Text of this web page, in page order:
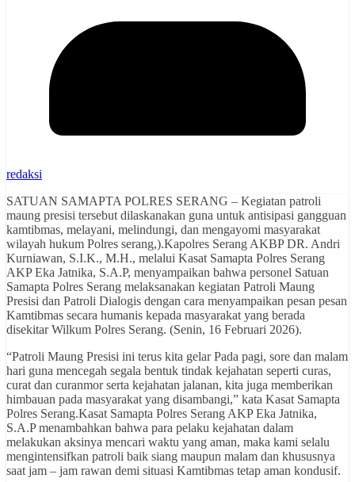
redaksi
SATUAN SAMAPTA POLRES SERANG – Kegiatan patroli
maung presisi tersebut dilaskanakan guna untuk antisipasi gangguan
kamtibmas, melayani, melindungi, dan mengayomi masyarakat
wilayah hukum Polres serang,).Kapolres Serang AKBP DR. Andri
Kurniawan, S.I.K., M.H., melalui Kasat Samapta Polres Serang
AKP Eka Jatnika, S.A.P, menyampaikan bahwa personel Satuan
Samapta Polres Serang melaksanakan kegiatan Patroli Maung
Presisi dan Patroli Dialogis dengan cara menyampaikan pesan pesan
Kamtibmas secara humanis kepada masyarakat yang berada
disekitar Wilkum Polres Serang. (Senin, 16 Februari 2026).
“Patroli Maung Presisi ini terus kita gelar Pada pagi, sore dan malam
hari guna mencegah segala bentuk tindak kejahatan seperti curas,
curat dan curanmor serta kejahatan jalanan, kita juga memberikan
himbauan pada masyarakat yang disambangi,” kata Kasat Samapta
Polres Serang.Kasat Samapta Polres Serang AKP Eka Jatnika,
S.A.P menambahkan bahwa para pelaku kejahatan dalam
melakukan aksinya mencari waktu yang aman, maka kami selalu
mengintensifkan patroli baik siang maupun malam dan khususnya
saat jam – jam rawan demi situasi Kamtibmas tetap aman kondusif.